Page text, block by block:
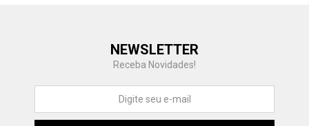
NEWSLETTER
Receba Novidades!
Fu Fujisom